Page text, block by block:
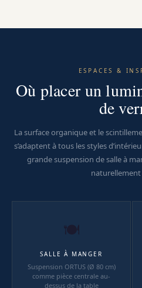
ESPACES &
Où placer un
de
La surface organique et le
s’adaptent à tous les styles
grande suspension de salle à
naturellement
🍽
SALLE À MANGER
Suspension ORTUS (Ø 80 cm)
comme pièce centrale au-
dessus de la table